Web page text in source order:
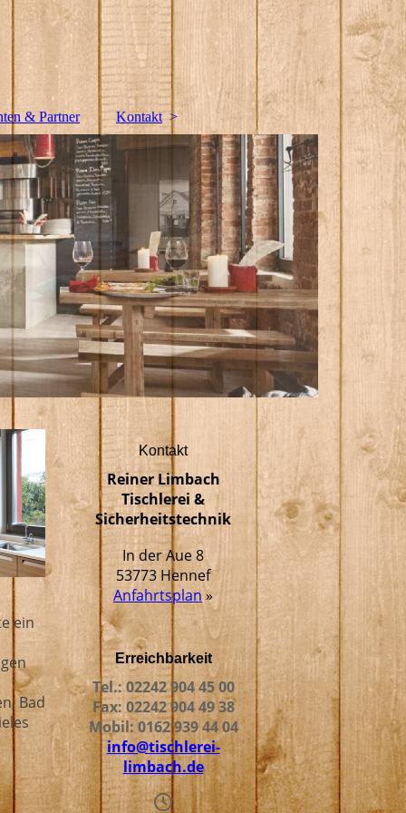
& Partner Kontakt
ein
Bad
Kontakt
Reiner Limbach
Tischlerei &
Sicherheitstechnik
In der Aue 8
53773 Hennef
Anfahrtsplan»
Erreichbarkeit
Tel.: 02242 904 45 00
Fax: 02242 904 49 38
Mobil: 0162 939 44 04
info@tischlerei-
limbach.de